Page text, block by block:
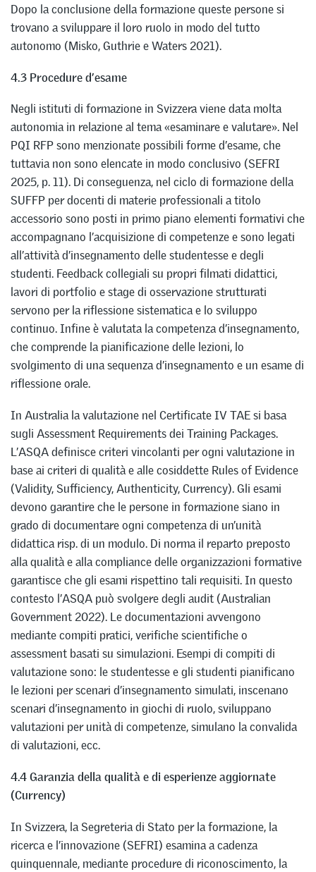
Dopo la conclusione della formazione queste persone si
trovano a sviluppare il loro ruolo in modo del tutto
autonomo (Misko, Guthrie e Waters 2021).
4.3 Procedure d’esame
Negli istituti di formazione in Svizzera viene data molta
autonomia in relazione al tema «esaminare e valutare». Nel
PQI RFP sono menzionate possibili forme d’esame, che
tuttavia non sono elencate in modo conclusivo (SEFRI
2025, p. 11). Di conseguenza, nel ciclo di formazione della
SUFFP per docenti di materie professionali a titolo
accessorio sono posti in primo piano elementi formativi che
accompagnano l’acquisizione di competenze e sono legati
all’attività d’insegnamento delle studentesse e degli
studenti. Feedback collegiali su propri filmati didattici,
lavori di portfolio e stage di osservazione strutturati
servono per la riflessione sistematica e lo sviluppo
continuo. Infine è valutata la competenza d’insegnamento,
che comprende la pianificazione delle lezioni, lo
svolgimento di una sequenza d’insegnamento e un esame di
riflessione orale.
In Australia la valutazione nel Certificate IV TAE si basa
sugli Assessment Requirements dei Training Packages.
L’ASQA definisce criteri vincolanti per ogni valutazione in
base ai criteri di qualità e alle cosiddette Rules of Evidence
(Validity, Sufficiency, Authenticity, Currency). Gli esami
devono garantire che le persone in formazione siano in
grado di documentare ogni competenza di un’unità
didattica risp. di un modulo. Di norma il reparto preposto
alla qualità e alla compliance delle organizzazioni formative
garantisce che gli esami rispettino tali requisiti. In questo
contesto l’ASQA può svolgere degli audit (Australian
Government 2022). Le documentazioni avvengono
mediante compiti pratici, verifiche scientifiche o
assessment basati su simulazioni. Esempi di compiti di
valutazione sono: le studentesse e gli studenti pianificano
le lezioni per scenari d’insegnamento simulati, inscenano
scenari d’insegnamento in giochi di ruolo, sviluppano
valutazioni per unità di competenze, simulano la convalida
di valutazioni, ecc.
4.4 Garanzia della qualità e di esperienze aggiornate
(Currency)
In Svizzera, la Segreteria di Stato per la formazione, la
ricerca e l’innovazione (SEFRI) esamina a cadenza
quinquennale, mediante procedure di riconoscimento, la